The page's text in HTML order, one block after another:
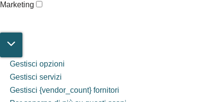
Marketing
Gestisci opzioni
Gestisci servizi
Gestisci {vendor_count} fornitori